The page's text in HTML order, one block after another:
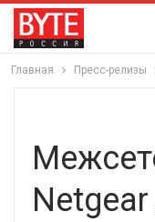
Главная Пресс-релизы